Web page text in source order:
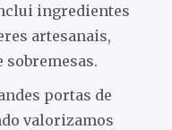
ingredientes
artesanais,
sobremesas.
portas de
valorizamos